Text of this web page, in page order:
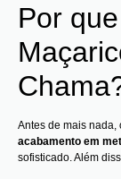
Por
Antes de mais
acabamento em
sofisticado. Além